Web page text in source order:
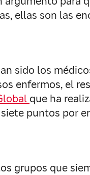
ellas son las
sido los
enfermos, el
que ha
puntos por
grupos que